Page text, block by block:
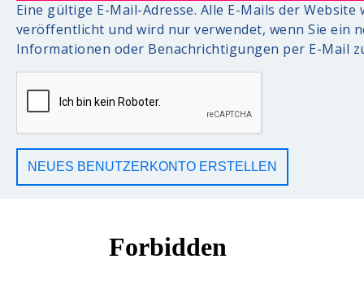
Eine gültige E-Mail-Adresse. Alle E-Mails der
veröffentlicht und wird nur verwendet, wenn Sie ein
Informationen oder Benachrichtigungen per E-Mail